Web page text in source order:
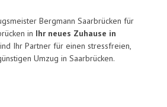
Bergmann Saarbrücken für
in Ihr neues Zuhause in
Ihr Partner für einen stressfreien,
Umzug in Saarbrücken.